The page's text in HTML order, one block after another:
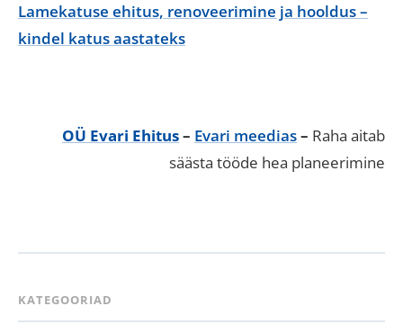
Lamekatuse ehitus, renoveerimine ja hooldus –
kindel katus aastateks
OÜ Evari Ehitus– Evari meedias– Raha aitab
säästa tööde hea planeerimine
KATEGOORIAD